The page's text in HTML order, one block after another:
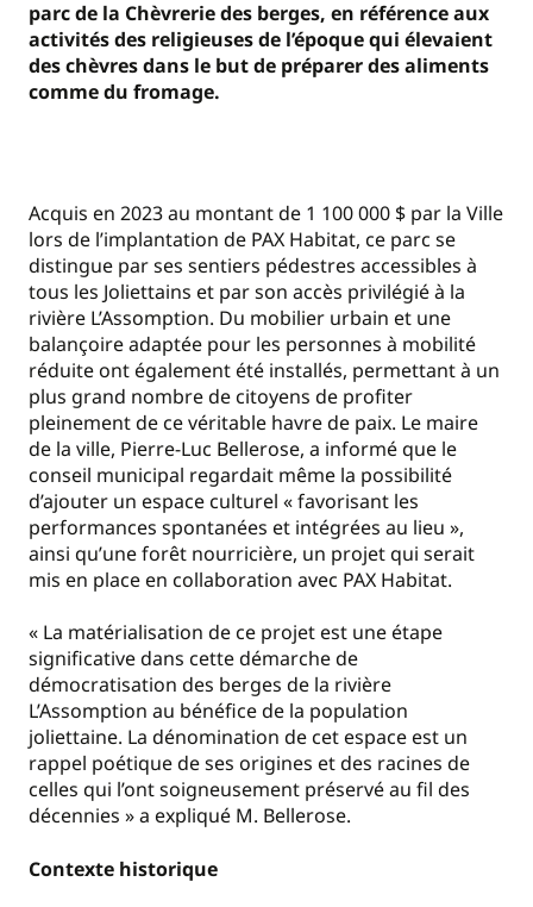
parc de la Chèvrerie des berges, en référence aux
activités des religieuses de l’époque qui élevaient
des chèvres dans le but de préparer des aliments
comme du fromage.
Acquis en 2023 au montant de 1 100 000 $ par la Ville
lors de l’implantation de PAX Habitat, ce parc se
distingue par ses sentiers pédestres accessibles à
tous les Joliettains et par son accès privilégié à la
rivière L’Assomption. Du mobilier urbain et une
balançoire adaptée pour les personnes à mobilité
réduite ont également été installés, permettant à un
plus grand nombre de citoyens de profiter
pleinement de ce véritable havre de paix. Le maire
de la ville, Pierre-Luc Bellerose, a informé que le
conseil municipal regardait même la possibilité
d’ajouter un espace culturel « favorisant les
performances spontanées et intégrées au lieu »,
ainsi qu’une forêt nourricière, un projet qui serait
mis en place en collaboration avec PAX Habitat.
« La matérialisation de ce projet est une étape
significative dans cette démarche de
démocratisation des berges de la rivière
L’Assomption au bénéfice de la population
joliettaine. La dénomination de cet espace est un
rappel poétique de ses origines et des racines de
celles qui l’ont soigneusement préservé au fil des
décennies » a expliqué M. Bellerose.
Contexte historique